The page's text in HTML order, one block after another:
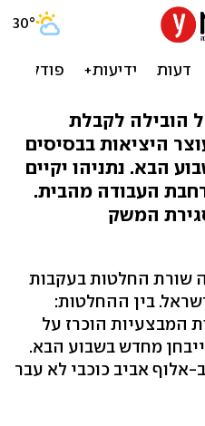
עוצר יציאות
בלי
הובילה לקבלת
היציאות בבסיסים
הבא. נתניהו יקיים
העבודה מהבית.
המשק
שורת החלטות בעקבות
בין ההחלטות:
המבצעיות הוכרז על
מחדש בשבוע הבא.
אלוף אביב כוכבי לא עבר